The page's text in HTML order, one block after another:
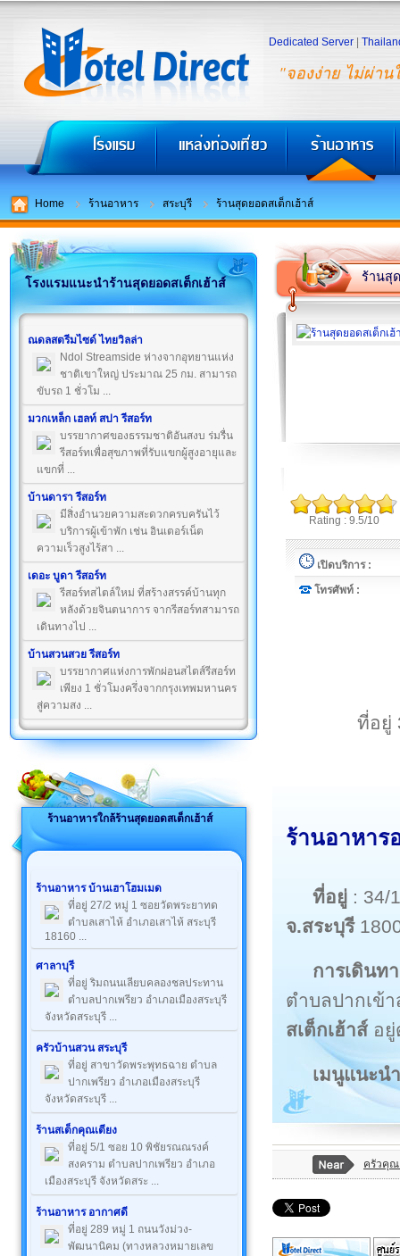
"จองง่าย ไม่ผ่าน
Dedicated Server
Home ร้านอาหาร สระบุรี ร้านสุดยอดสเต็กเฮ้าส์
โรงแรมแนะนำร้านสุดยอดสเต็กเฮ้าส์
ณดลสตรีมไซด์ ไทยวิลล่า
Ndol Streamside ห่างจากอุทยานแห่ง
ชาติเขาใหญ่ ประมาณ 25 กม. สามารถ
ขับรถ 1 ชั่วโม ...
มวกเหล็ก เฮลท์ สปา รีสอร์ท
บรรยากาศของธรรมชาติอันสงบ ร่มรื่น
รีสอร์ทเพื่อสุขภาพที่รับแขกผู้สูงอายุและ
แขกที่ ...
บ้านดารา รีสอร์ท
มีสิ่งอำนวยความสะดวกครบครันไว้
บริการผู้เข้าพัก เช่น อินเตอร์เน็ต
ความเร็วสูงไร้สา ...
เดอะ บูดา รีสอร์ท
รีสอร์ทสไตล์ใหม่ ที่สร้างสรรค์บ้านทุก
หลังด้วยจินตนาการ จากรีสอร์ทสามารถ
เดินทางไป ...
บ้านสวนสวย รีสอร์ท
บรรยากาศแห่งการพักผ่อนสไตส์รีสอร์ท
เพียง 1 ชั่วโมงครึ่งจากกรุงเทพมหานคร
สู่ความสง ...
ร้านอาหารใกล้ร้านสุดยอดสเต็กเฮ้าส์
ร้านอาหาร บ้านเฮาโฮมเมด
ที่อยู่ 27/2 หมู่ 1 ซอยวัดพระยาทด
ตำบลเสาไห้ อำเภอเสาไห้ สระบุรี
18160 ...
ศาลาบุรี
ที่อยู่ ริมถนนเลียบคลองชลประทาน
ตำบลปากเพรียว อำเภอเมืองสระบุรี
จังหวัดสระบุรี ...
ครัวบ้านสวน สระบุรี
ที่อยู่ สาขาวัดพระพุทธฉาย ตำบล
ปากเพรียว อำเภอเมืองสระบุรี
จังหวัดสระบุรี ...
ร้านสเต็กคุณเตียง
ที่อยู่ 5/1 ซอย 10 พิชัยรณณรงค์
สงคราม ตำบลปากเพรียว อำเภอ
เมืองสระบุรี จังหวัดสระ ...
ร้านอาหาร อากาศดี
ที่อยู่ 289 หมู่ 1 ถนนวังม่วง-
พัฒนานิคม (ทางหลวงหมายเลข
ร้านสุ
Rating : 9.5/10
เปิดบริการ :
โทรศัพท์ :
ที่อยู่
ร้านอาหาร
ที่อยู่ : 34/
จ.สระบุรี
การเดินท
ตำบลปากเข้
สเต็กเฮ้าส์ อยู่
เมนูแนะนำ
ครัวคุ